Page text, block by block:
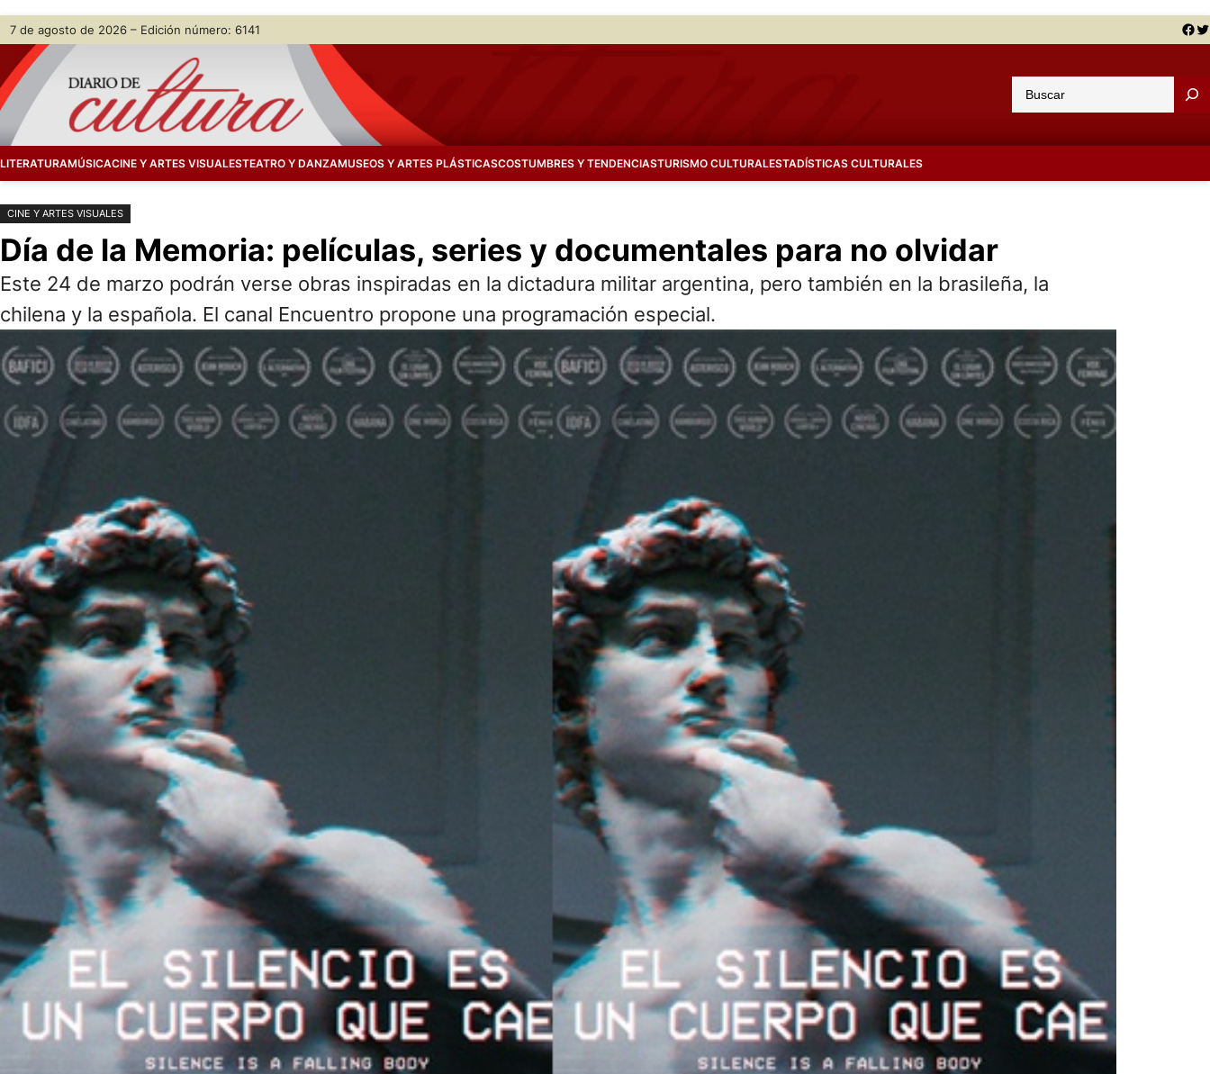
Saltar
contenido
Skip
content
7 de agosto de 2026 – Edición número: 6141 Facebook Twitter
u
a
LITERATURAMÚSICACINE Y ARTES VISUALESTEATRO Y DANZAMUSEOS Y ARTES PLÁSTICASCOSTUMBRES Y TENDENCIASTURISMO CULTURALESTADÍSTICAS CULTURALES
CINE Y ARTES VISUALES
Día de la Memoria: películas, series y documentales para no olvidar
Este 24 de marzo podrán verse obras inspiradas en la dictadura militar argentina, pero también en la brasileña, la
chilena y la española. El canal Encuentro propone una programación especial.